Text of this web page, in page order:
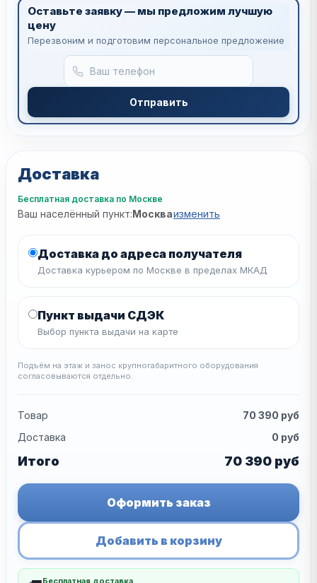
Оставьте заявку — мы предложим лучшую
цену
Перезвоним и подготовим персональное предложение
Отправить
Доставка
Бесплатная доставка по Москве
Ваш населённый пункт:Москваизменить
Доставка до адреса получателя
Доставка курьером по Москве в пределах МКАД
Пункт выдачи СДЭК
Выбор пункта выдачи на карте
Подъём на этаж и занос крупногабаритного оборудования
согласовываются отдельно.
Товар 70 390 руб
Доставка
0 руб
Итого 70 390 руб
Оформить заказ
Добавить в корзину
Бесплатная доставка